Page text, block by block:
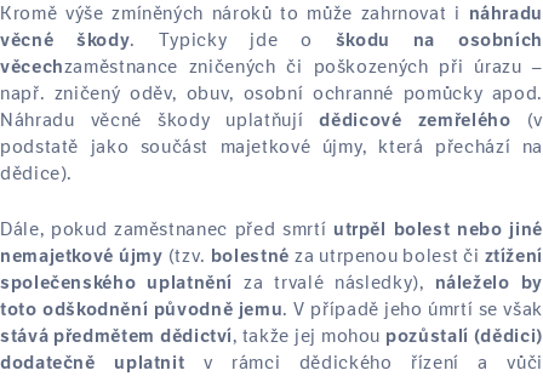
Kromě výše zmíněných nároků to může zahrnovat i náhradu
věcné škody. Typicky jde o škodu na osobních
věcechzaměstnance zničených či poškozených při úrazu –
např. zničený oděv, obuv, osobní ochranné pomůcky apod.
Náhradu věcné škody uplatňujídědicové zemřelého (v
podstatě jako součást majetkové újmy, která přechází na
dědice).
Dále, pokud zaměstnanec před smrtí utrpěl bolest nebo jiné
nemajetkové újmy (tzv. bolestné za utrpenou bolest či ztížení
společenského uplatnění za trvalé následky),
náleželo by
toto odškodnění původně jemu. V případě jeho úmrtí se však
stává předmětem dědictví, takže jej mohou pozůstalí (dědici)
dodatečně uplatnit v rámci dědického řízení a vůči